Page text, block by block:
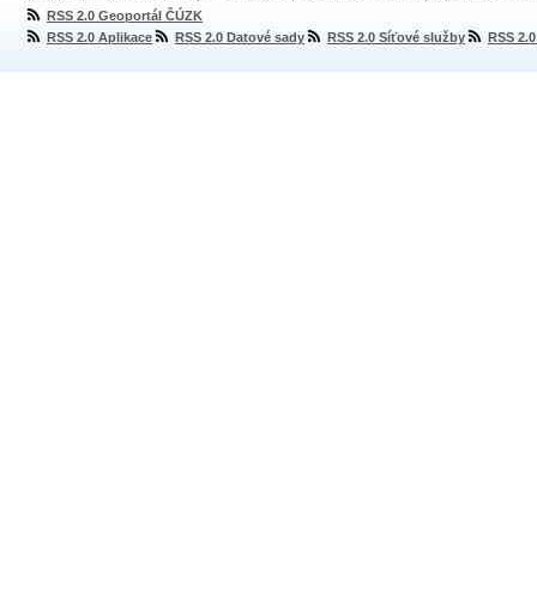
RSS 2.0 Geoportál ČÚZK
RSS 2.0 Aplikace
RSS 2.0 Datové sady RSS 2.0 Síťové služby RSS